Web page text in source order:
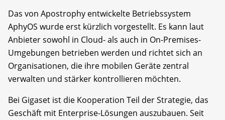
Das von Apostrophy entwickelte Betriebssystem
AphyOS wurde erst kürzlich vorgestellt. Es kann laut
Anbieter sowohl in Cloud- als auch in On-Premises-
Umgebungen betrieben werden und richtet sich an
Organisationen, die ihre mobilen Geräte zentral
verwalten und stärker kontrollieren möchten.
Bei Gigaset ist die Kooperation Teil der Strategie, das
Geschäft mit Enterprise-Lösungen auszubauen. Seit